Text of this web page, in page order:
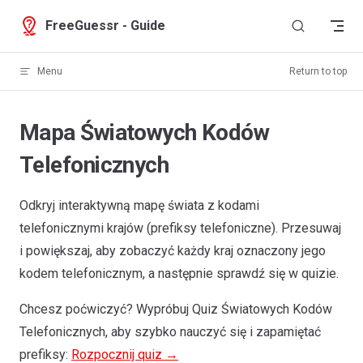
Skip to content
FreeGuessr - Guide
Menu Return to top
Mapa Światowych Kodów
Telefonicznych
Odkryj interaktywną mapę świata z kodami
telefonicznymi krajów (prefiksy telefoniczne). Przesuwaj
i powiększaj, aby zobaczyć każdy kraj oznaczony jego
kodem telefonicznym, a następnie sprawdź się w quizie.
Chcesz poćwiczyć? Wypróbuj Quiz Światowych Kodów
Telefonicznych, aby szybko nauczyć się i zapamiętać
prefiksy: Rozpocznij quiz →
Greenland
+299